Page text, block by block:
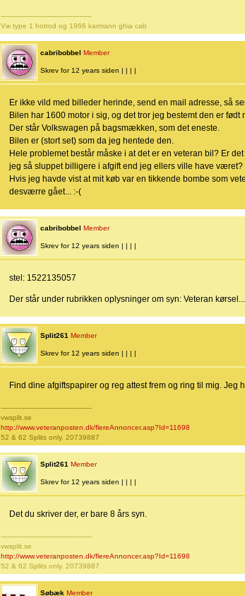
-------------------------------------------
Vw type 1 hotrod og 1966 karmann ghia cab
cabribobbel Member
Skrev for 12 years siden | | | |
Er ikke vild med billeder herinde, send en mail adresse, så
Bilen har 1600 motor i sig, og det tror jeg bestemt den er født
Der står Volkswagen på bagsmækken, som det eneste.
Bilen er (stort set) som da jeg hentede den.
Hele problemet består måske i at det er en veteran bil? Er
jeg så sluppet billigere i afgift end jeg ellers ville have været?
Hvis jeg havde vist at mit køb var en tikkende bombe som
desværre gået... :-(
cabribobbel Member
Skrev for 12 years siden | | | |
stel: 1522135057
Der står under rubrikken oplysninger om syn: Veteran kørsel...
Split261 Member
Skrev for 12 years siden | | | |
Find dine afgiftspapirer og reg attest frem og ring til mig. Jeg
-------------------------------------------
vwsplit.se
http://www.veteranposten.dk/flereAnnoncer.asp?Id=11698
52 & 62 Splits only. 20739887
Split261 Member
Skrev for 12 years siden | | | |
Det du skriver der, er bare 8 års syn.
-------------------------------------------
vwsplit.se
http://www.veteranposten.dk/flereAnnoncer.asp?Id=11698
52 & 62 Splits only. 20739887
Søbæk Member